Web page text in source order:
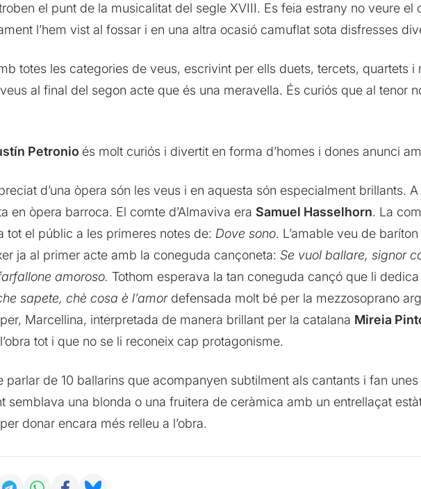
el punt de la musicalitat del segle XVIII. Es feia estrany no veure el
l’hem vist al fossar i en una altra ocasió camuflat sota disfresses
totes les categories de veus, escrivint per ells duets, tercets, quartets i
al final del segon acte que és una meravella. És curiós que al tenor
Petronio és molt curiós i divertit en forma d’homes i dones anunci
d’una òpera són les veus i en aquesta són especialment brillants.
en òpera barroca. El comte d’Almaviva era Samuel Hasselhorn. La
tot el públic a les primeres notes de: Dove sono. L’amable veu de baríton
ja al primer acte amb la coneguda cançoneta: Se vuol ballare, signor
amoroso. Tothom esperava la tan coneguda cançó que li
sapete, chè cosa è l’amor defensada molt bé per la mezzosoprano
Marcellina, interpretada de manera brillant per la catalana Mireia
tot i que no se li reconeix cap protagonisme.
parlar de 10 ballarins que acompanyen subtilment als cantants i fan
semblava una blonda o una fruitera de ceràmica amb un entrellaçat
donar encara més relleu a l’obra.